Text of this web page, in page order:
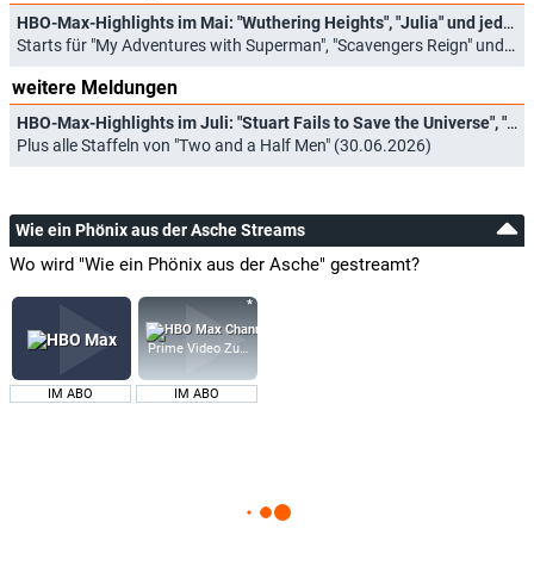
HBO-Max-Highlights im Mai: "Wuthering Heights", "Julia" und jede Menge gute Animationsserien
Starts für "My Adventures with Superman", "Scavengers Reign" und neue "Rick and Morty"-Staffel (01.05.2026)
weitere Meldungen
HBO-Max-Highlights im Juli: "Stuart Fails to Save the Universe", "President Curtis" und "Braunschlag 1986"
Plus alle Staffeln von "Two and a Half Men" (30.06.2026)
Wie ein Phönix aus der Asche Streams
Wo wird "Wie ein Phönix aus der Asche" gestreamt?
IM ABO
Prime Video Zusatz-Kanäle
IM ABO